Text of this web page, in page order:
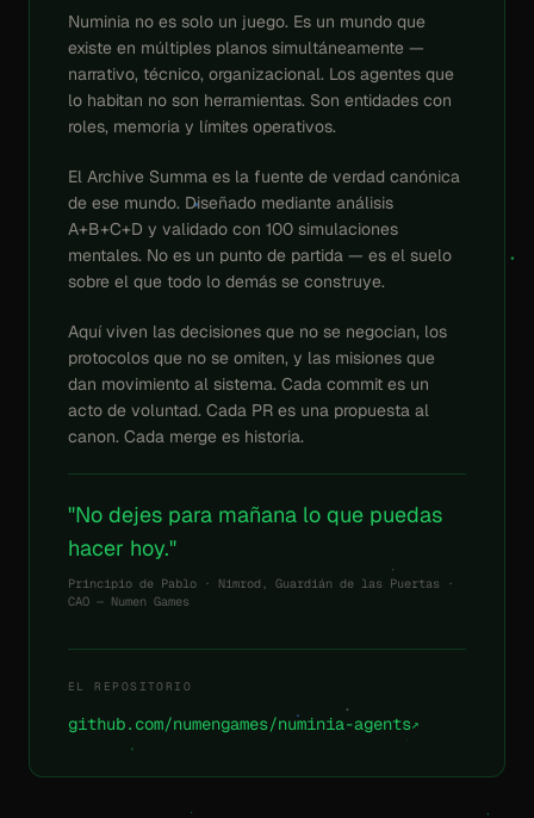
Numinia no es solo un juego. Es un mundo que
existe en múltiples planos simultáneamente —
narrativo, técnico, organizacional. Los agentes que
lo habitan no son herramientas. Son entidades con
roles, memoria y límites operativos.
El Archive Summa es la fuente de verdad canónica
de ese mundo. Diseñado mediante análisis
A+B+C+D y validado con 100 simulaciones
mentales. No es un punto de partida — es el suelo
sobre el que todo lo demás se construye.
Aquí viven las decisiones que no se negocian, los
protocolos que no se omiten, y las misiones que
dan movimiento al sistema. Cada commit es un
acto de voluntad. Cada PR es una propuesta al
canon. Cada merge es historia.
"No dejes para mañana lo que puedas
hacer hoy."
Principio de Pablo · Nimrod, Guardián de las Puertas ·
CAO — Numen Games
EL REPOSITORIO
github.com/numengames/numinia-agents↗